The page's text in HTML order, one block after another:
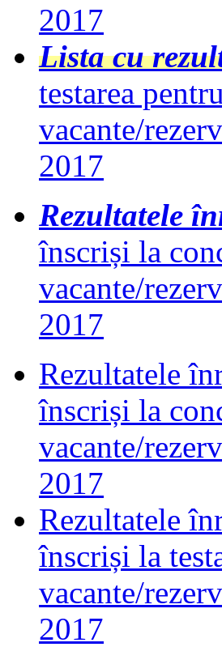
2017
Lista cu
testarea
vacante/
2017
Rezultatele
înscriși la
vacante/
2017
Rezultatele
înscriși la
vacante/
2017
Rezultatele
înscriși la
vacante/
2017